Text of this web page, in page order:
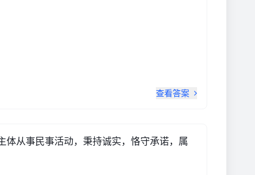
查看答案
从事民事活动，秉持诚实，恪守承诺，属